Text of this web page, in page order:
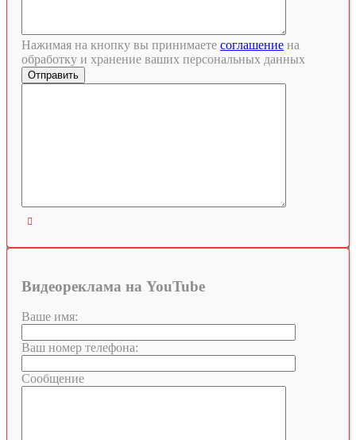
Нажимая на кнопку вы принимаете соглашение на
обработку и хранение ваших персональных данных

Видеореклама на YouTube
Ваше имя:
Ваш номер телефона:
Сообщение